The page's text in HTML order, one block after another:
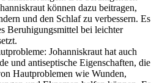
können dazu beitragen,
und den Schlaf zu verbessern. Es
Beruhigungsmittel bei leichter
Johanniskraut hat auch
und antiseptische Eigenschaften, die
Hautproblemen wie Wunden,